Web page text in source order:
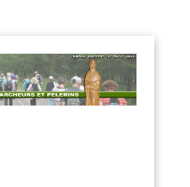
JOOMLA 2.5 AND 3.0+